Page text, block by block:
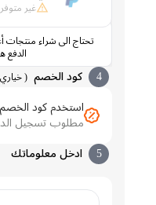
غير متوفر حالياً
تحتاج الى شراء منتجات أعلى
كود الخصم (خياري )
استخدم كود الخصم
مطلوب تسجيل الدخول
ادخل معلوماتك